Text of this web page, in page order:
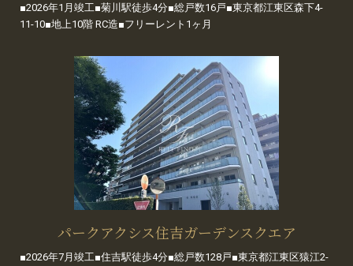
■2026年1月竣工■菊川駅徒歩4分■総戸数16戸■東京都江東区森下4-
11-10■地上10階 RC造■フリーレント1ヶ月
パークアクシス住吉ガーデンスクエア
■2026年7月竣工■住吉駅徒歩4分■総戸数128戸■東京都江東区猿江2-